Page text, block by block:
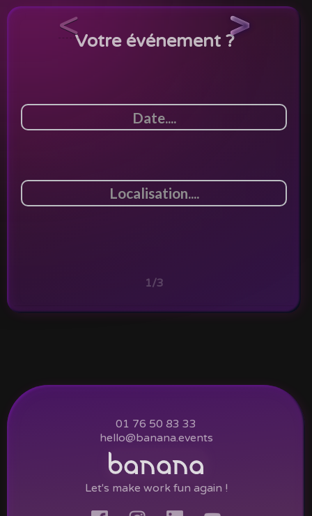
Votre événement ?
1/3
< >
01 76 50 83 33
hello@banana.events
Let's make work fun again !